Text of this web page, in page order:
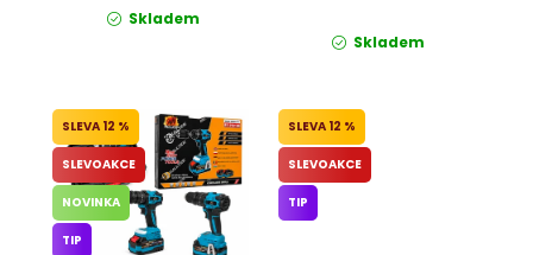
Skladem
Skladem
12 %
SLEVOAKCE
NOVINKA
TIP
12 %
SLEVOAKCE
TIP